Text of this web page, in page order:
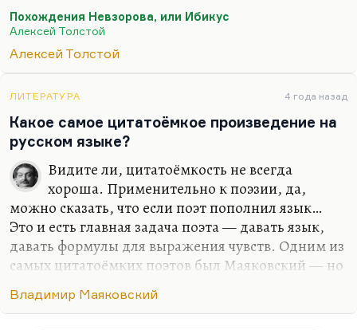
народный, а именно плутовской, потому что это,
(«Ласарильо с Тормеса» и так далее), в которых, в
которое, в свою очередь, тоже первый в мире
плутовской роман. В страшном, жестоковыйном
таком архаическом, консервативном мире отца
появляется волшебник, маг — вот эта плутовская
тема очень существенна в 20-е годы как тема…
Похождения Невзорова, или Ибикус
Алексей Толстой
Алексей Толстой
ЛИТЕРАТУРА 4 года назад
Какое самое цитатоёмкое произведение на
русском языке?
Видите ли, цитатоёмкость не всегда
хороша. Применительно к поэзии, да,
можно сказать, что если поэт пополнил язык…
Это и есть главная задача поэта — давать язык,
давать формулы для выражения чувств. Одним из
самых цитатоёмких поэтов был Маяковский — но
риторичности (безусловно, выдающейся), а в
Владимир Маяковский